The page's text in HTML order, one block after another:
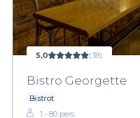
5,0 (38)
Bistro Georgette
Bistrot
1 - 80 pers.